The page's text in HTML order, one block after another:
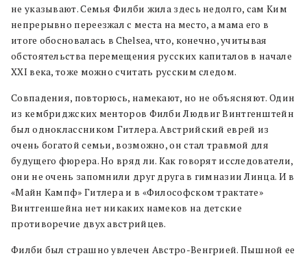
не указывают. Семья Филби жила здесь недолго, сам Ким
непрерывно переезжал с места на место, а мама его в
итоге обосновалась в Chelsea, что, конечно, учитывая
обстоятельства перемещения русских капиталов в начале
XXI века, тоже можно считать русским следом.
Совпадения, повторюсь, намекают, но не объясняют. Один
из кембриджских менторов Филби Людвиг Винтгенштейн
был одноклассником Гитлера. Австрийский еврей из
очень богатой семьи, возможно, он стал травмой для
будущего фюрера. Но вряд ли. Как говорят исследователи,
они не очень запомнили друг друга в гимназии Линца. И в
«Майн Кампф» Гитлера и в «Философском трактате»
Винтгеншейна нет никаких намеков на детские
противоречие двух австрийцев.
Филби был страшно увлечен Австро-Венгрией. Пышной ее